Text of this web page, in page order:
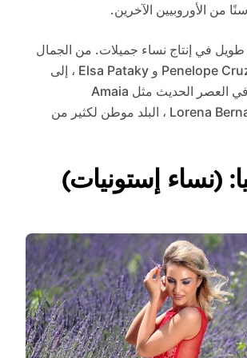
من الأوروبيين الآخرين.
طويل في إنتاج نساء جميلات. من الجمال
الكلاسيكي مثل Penelope Cruz و Elsa Pataky ، إلى
الأعمال المذهلة في العصر الحديث مثل Amaia
Salamanca و Lorena Bernal ، البلد موطن لكثير من